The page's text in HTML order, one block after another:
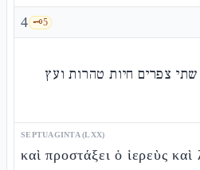
4 🗝️5
צפרים חיות טהרות ועץ
SEPTUAGINTA (LXX)
καὶ προστάξει ὁ ἱερεὺς